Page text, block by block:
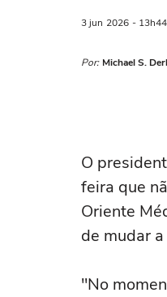
3 jun 2026 - 13h44
Por: Michael S.
O
feira que
Oriente
de mudar
"No